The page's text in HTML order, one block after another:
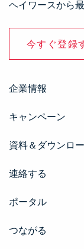
ヘイワースから
今すぐ登録
企業情報
キャンペーン
資料＆ダウンロ
連絡する
ポータル
つながる